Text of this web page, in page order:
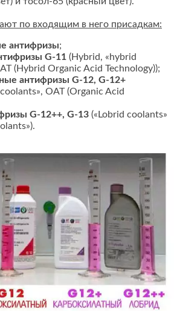
по входящим в него присадкам:
антифризы;
G-11 (Hybrid, «hybrid
(Hybrid Organic Acid Technology));
антифризы G-12, G-12+
OAT (Organic Acid
G-12++, G-13 («Lobrid coolants»